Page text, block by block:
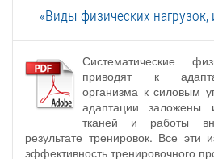
«Виды физических нагрузок,
Систематические
приводят к
организма к силовым
адаптации заложены
тканей и работы
результате тренировок. Все эти
эффективность тренировочного